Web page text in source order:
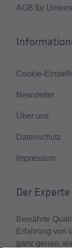
AGB für
Cookie-
Newsletter
Über uns
Datenschutz
Impressum
Der
Bewährte
Erfahrung von
ganz genau,